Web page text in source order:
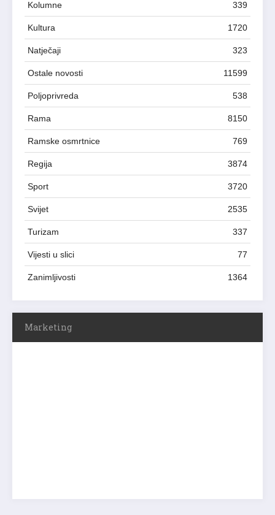
Kolumne 339
Kultura 1720
Natječaji 323
Ostale novosti 11599
Poljoprivreda 538
Rama 8150
Ramske osmrtnice 769
Regija 3874
Sport 3720
Svijet 2535
Turizam 337
Vijesti u slici 77
Zanimljivosti 1364
Marketing